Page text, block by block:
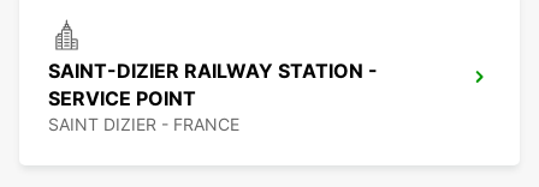
SAINT-DIZIER RAILWAY STATION -
SERVICE POINT
SAINT DIZIER - FRANCE